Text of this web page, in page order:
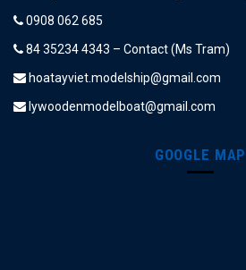
0908 062 685
84 35234 4343 – Contact (Ms Tram)
hoatayviet.modelship@gmail.com
lywoodenmodelboat@gmail.com
GOOGLE MAP